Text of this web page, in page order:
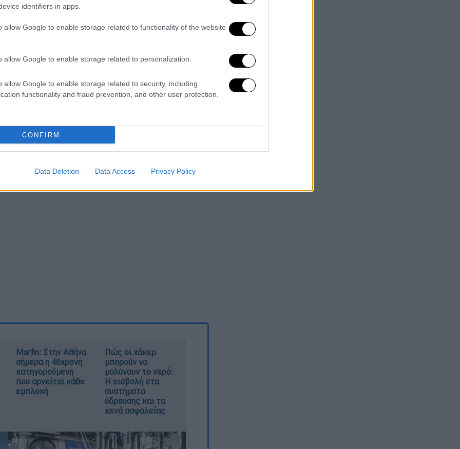
identifiers in apps.
allow Google to enable storage related to functionality of the website
allow Google to enable storage related to personalization.
allow Google to enable storage related to security, including
functionality and fraud prevention, and other user protection.
CONFIRM
Data Deletion Data Access Privacy Policy
σε κυκλοφοριακές ρυθμίσεις.
πλαίσιο της 48ωρης απεργίας, θα
προς το υπουργείοΥποδομών και
Marfin: Στην Αθήνα
σήμερα η 46χρονη
κατηγορούμενη
που αρνείται κάθε
εμπλοκή
Πώς οι χάκερ
μπορούν να
μολύνουν το νερό:
Η εισβολή στα
συστήματα
ύδρευσης και τα
κενά ασφαλείας